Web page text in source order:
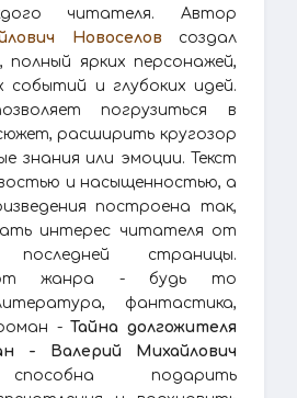
читателя. Автор
Новоселов создал
полный ярких персонажей,
событий и глубоких идей.
погрузиться в
расширить кругозор
знания или эмоции. Текст
и насыщенностью, а
построена так,
интерес читателя от
страницы.
от жанра - будь то
фантастика,
-Тайна долгожителя
- Валерий Михайлович
подарить